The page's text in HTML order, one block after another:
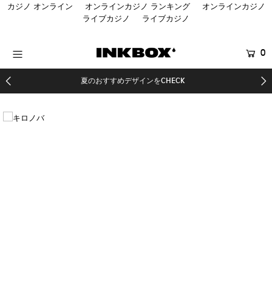
カジノ オンライン オンラインカジノ ランキング
オンラインカジノ
ライブカジノ
ライブカジノ
0
夏のおすすめデザインをCHECK
HOME
商品を探す
コラボ商品
SALE